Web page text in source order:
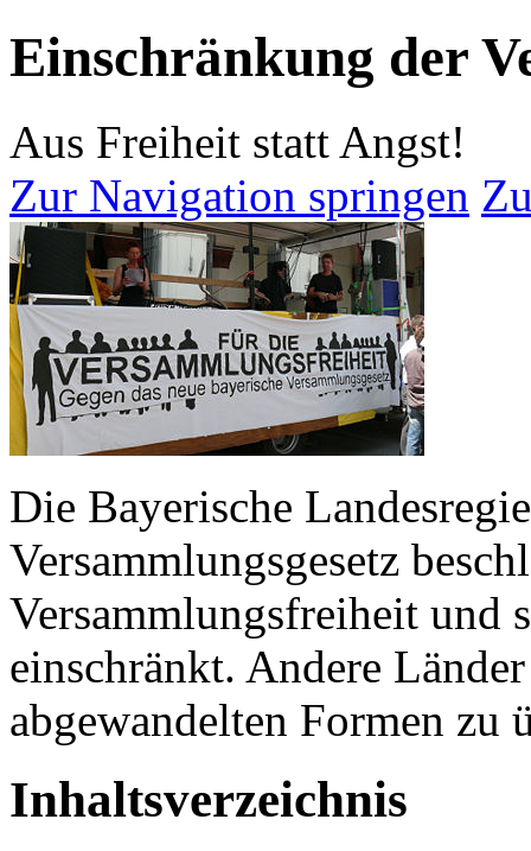
Einschränkung der
Aus Freiheit statt Angst!
Zur Navigation springen
Die Bayerische
Versammlungsgesetz
Versammlungsfreiheit und
einschränkt. Andere
abgewandelten Formen zu
Inhaltsverzeichnis